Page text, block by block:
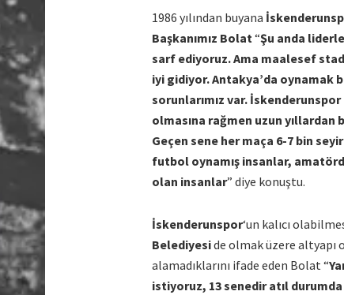
1986 yılından buyana
Başkanımız Bolat“Şu anda
sarf ediyoruz. Ama maalesef
iyi gidiyor. Antakya’da oynamak
sorunlarımız var.
olmasına rağmen uzun
Geçen sene her maça 6-7 bin
futbol oynamış insanlar,
olan insanlar” diye konuştu.
İskenderunspor‘un kalıcı
Belediyeside olmak üzere altyapı
alamadıklarını ifade eden Bolat “
istiyoruz, 13 senedir atıl